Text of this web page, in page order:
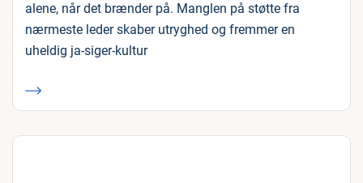
alene, når det brænder på. Manglen på støtte fra
nærmeste leder skaber utryghed og fremmer en
uheldig ja-siger-kultur